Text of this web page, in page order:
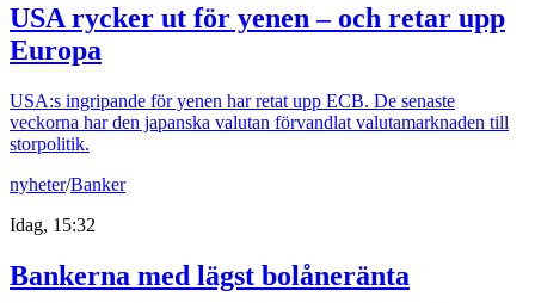
USA rycker ut för yenen – och retar upp
Europa
USA:s ingripande för yenen har retat upp ECB. De senaste
veckorna har den japanska valutan förvandlat valutamarknaden till
storpolitik.
nyheter/Banker
Idag, 15:32
Bankerna med lägst bolåneränta